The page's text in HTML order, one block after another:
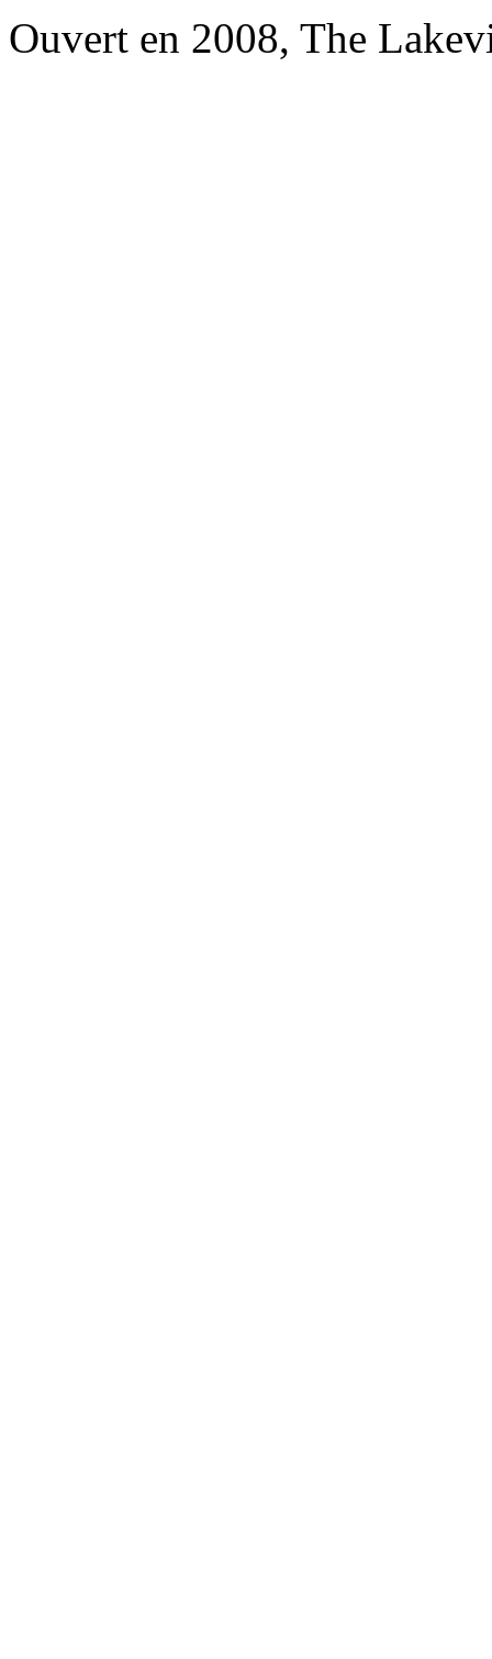
Ouvert en 2008, The